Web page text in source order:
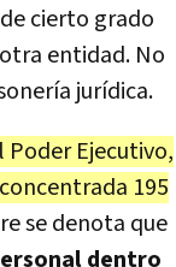
cierto grado
entidad. No
jurídica.
Ejecutivo,
195
se denota que
dentro